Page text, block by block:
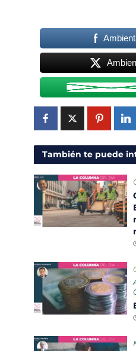
También te puede